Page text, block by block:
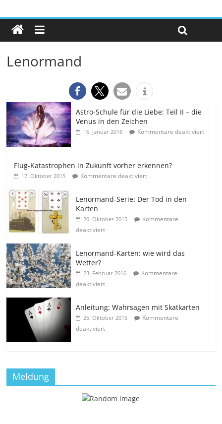
Lenormand
Astro-Schule für die Liebe: Teil II – die
Venus in den Zeichen
16. Januar 2016 Kommentare deaktiviert
Flug-Katastrophen in Zukunft vorher erkennen?
17. Oktober 2015 Kommentare deaktiviert
Lenormand-Serie: Der Tod in den
Karten
20. Oktober 2015
Kommentare
deaktiviert
Lenormand-Karten: wie wird das
Wetter?
23. Februar 2016
Kommentare
deaktiviert
Anleitung: Wahrsagen mit Skatkarten
25. Oktober 2015
Kommentare
deaktiviert
Meldung